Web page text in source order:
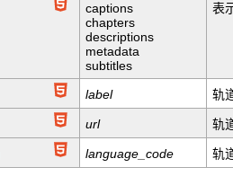
captions
chapters
descriptions
metadata
subtitles
表
label 轨
url 轨
language_code 轨